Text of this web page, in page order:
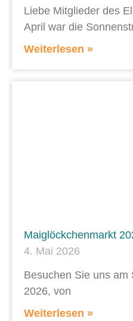
Liebe Mitglieder des
April war die
Weiterlesen »
Maiglöckchenmarkt
4. Mai 2026
Besuchen Sie uns am
2026, von
Weiterlesen »